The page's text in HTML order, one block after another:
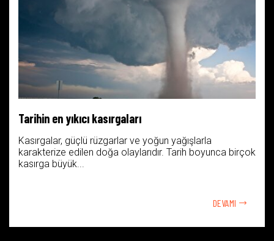
Tarihin en yıkıcı kasırgaları
Kasırgalar, güçlü rüzgarlar ve yoğun yağışlarla
karakterize edilen doğa olaylarıdır. Tarih boyunca birçok
kasırga büyük...
DEVAMI